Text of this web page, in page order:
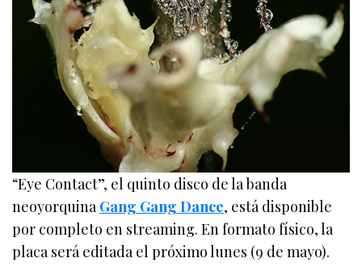
“Eye Contact”, el quinto disco de la banda
neoyorquinaGang Gang Dance, está disponible
por completo en streaming. En formato físico, la
placa será editada el próximo lunes (9 de mayo).